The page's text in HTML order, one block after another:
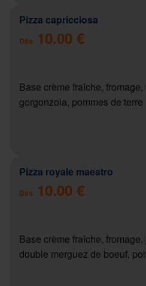
Pizza capricciosa
Dès 10.00 €
Base crème fraîche,
gorgonzola, pommes de terre
Pizza royale maestro
Dès 10.00 €
Base crème fraîche,
double merguez de boeuf,